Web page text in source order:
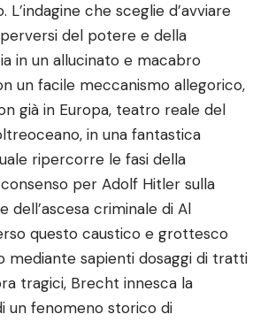
L’indagine che sceglie d’avviare
del potere e della
in un allucinato e macabro
un facile meccanismo allegorico,
già in Europa, teatro reale del
in una fantastica
ripercorre le fasi della
per Adolf Hitler sulla
dell’ascesa criminale di Al
questo caustico e grottesco
mediante sapienti dosaggi di tratti
tragici, Brecht innesca la
un fenomeno storico di